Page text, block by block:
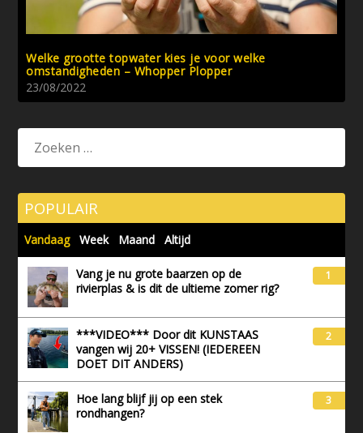
Welke grootte topwater kies je voor welke
omstandigheden – Whopper Plopper
23/08/2022
POPULAIR
Vandaag Week Maand Altijd
Vang je nu grote baarzen op de
rivierplas & is dit de ultieme zomer rig?
1
***VIDEO*** Door dit KUNSTAAS
vangen wij 20+ VISSEN! (IEDEREEN
DOET DIT ANDERS)
2
Hoe lang blijf jij op een stek
rondhangen?
3